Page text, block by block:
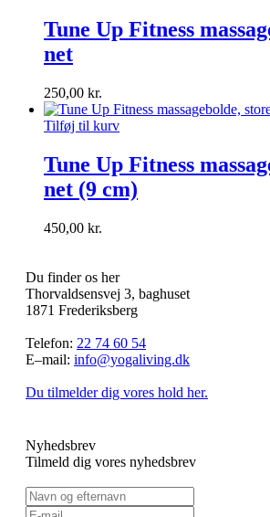
Tune Up Fitness
net
250,00 kr.
Tilføj til kurv
Tune Up Fitness
net (9 cm)
450,00 kr.
Du finder os her
Thorvaldsensvej 3, baghuset
1871 Frederiksberg
Telefon: 22 74 60 54
E–mail: info@yogaliving.dk
Du tilmelder dig vores hold her.
Nyhedsbrev
Tilmeld dig vores nyhedsbrev